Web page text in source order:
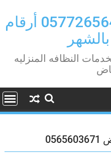
0583707749- 0577265649 أرقام
النظافه المنزليه